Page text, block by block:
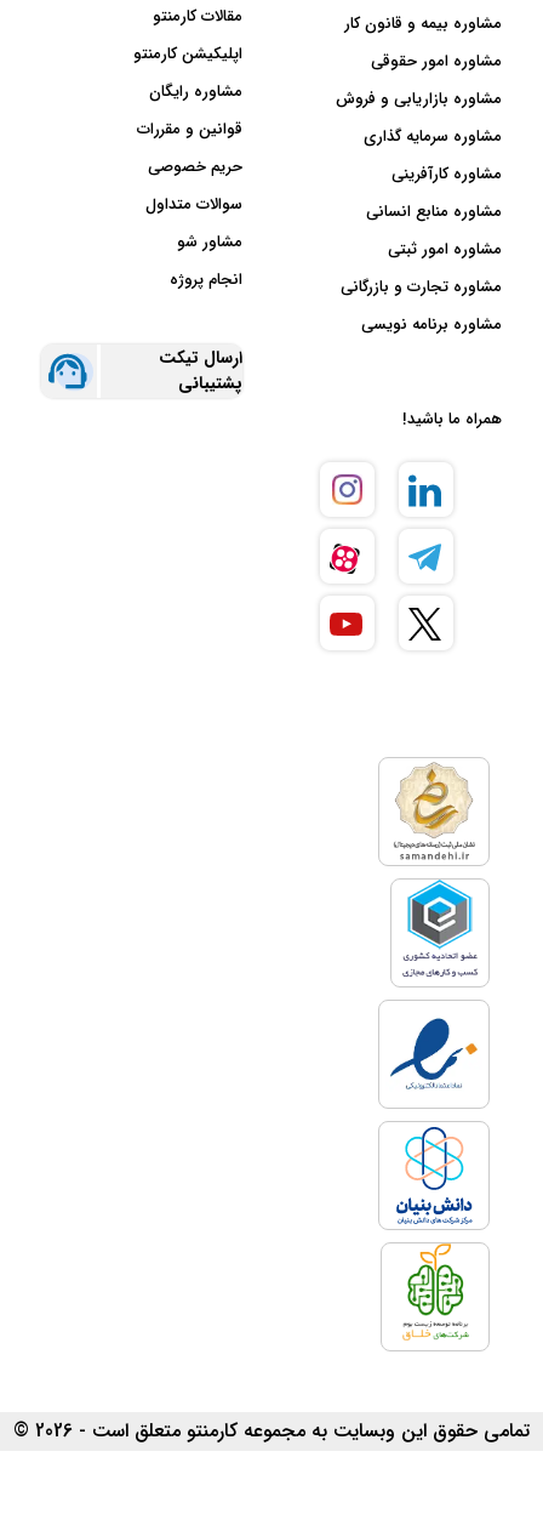
مشاوره بیمه و قانون کار
مشاوره امور حقوقی
مشاوره بازاریابی و فروش
مشاوره سرمایه گذاری
مشاوره کارآفرینی
مشاوره منابع انسانی
مشاوره امور ثبتی
مشاوره تجارت و بازرگانی
مشاوره برنامه نویسی
مقالات کارمنتو
اپلیکیشن کارمنتو
مشاوره رایگان
قوانین و مقررات
حریم خصوصی
سوالات متداول
مشاور شو
انجام پروژه
ارسال تیکت
پشتیبانی
همراه ما باشید!
تمامی حقوق این وبسایت به مجموعه کارمنتو متعلق است - 2026 ©